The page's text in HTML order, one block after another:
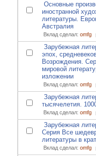
Основные
иностранной
литературы.
Австралия
Вклад сделал: omfg
Зарубежная
эпох,
Возрождения.
мировой
изложении
Вклад сделал: omfg
Зарубежная
тысячелетия.
Вклад сделал: omfg
Зарубежная
Серия Все
литературы в
Вклад сделал: omfg